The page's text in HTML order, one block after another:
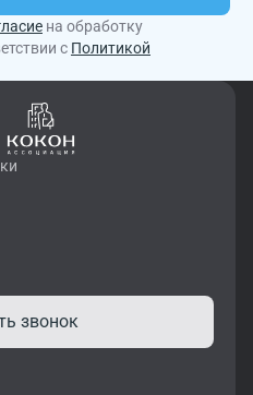
на обработку
с Политикой
звонок